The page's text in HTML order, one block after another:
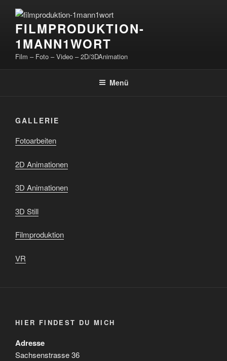
Inhalt
springenFILMPRODUKTION-
1MANN1WORT
Film – Foto – Video – 2D/3DAnimation
Menü
GALLERIE
Fotoarbeiten
2D Animationen
3D Animationen
3D Still
Filmproduktion
VR
HIER FINDEST DU MICH
Adresse
Sachsenstrasse 36